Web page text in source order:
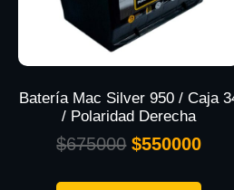
Batería Mac Silver 950 / Caja
/ Polaridad Derecha
$675000 $550000